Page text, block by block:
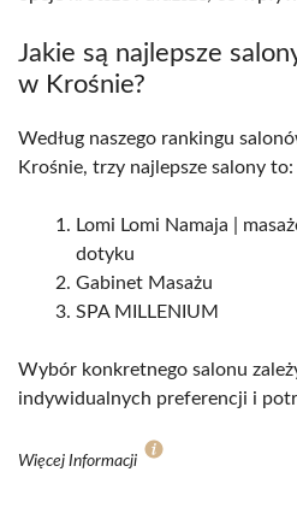
Jakie są najlepsze
w Krośnie?
Według naszego rankingu
Krośnie, trzy najlepsze salony to:
Lomi Lomi Namaja |
dotyku
Gabinet Masażu
SPA MILLENIUM
Wybór konkretnego salonu
indywidualnych preferencji i
Więcej Informacji